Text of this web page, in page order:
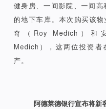
健身房、一间影院、一间
的地下车库。本次购买该
奇（Roy Medich）和
Medich），这两位投资
产。
阿德莱德银行宣布将新